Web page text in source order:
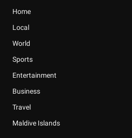
Home
Local
World
Sports
Entertainment
Business
Travel
Maldive Islands